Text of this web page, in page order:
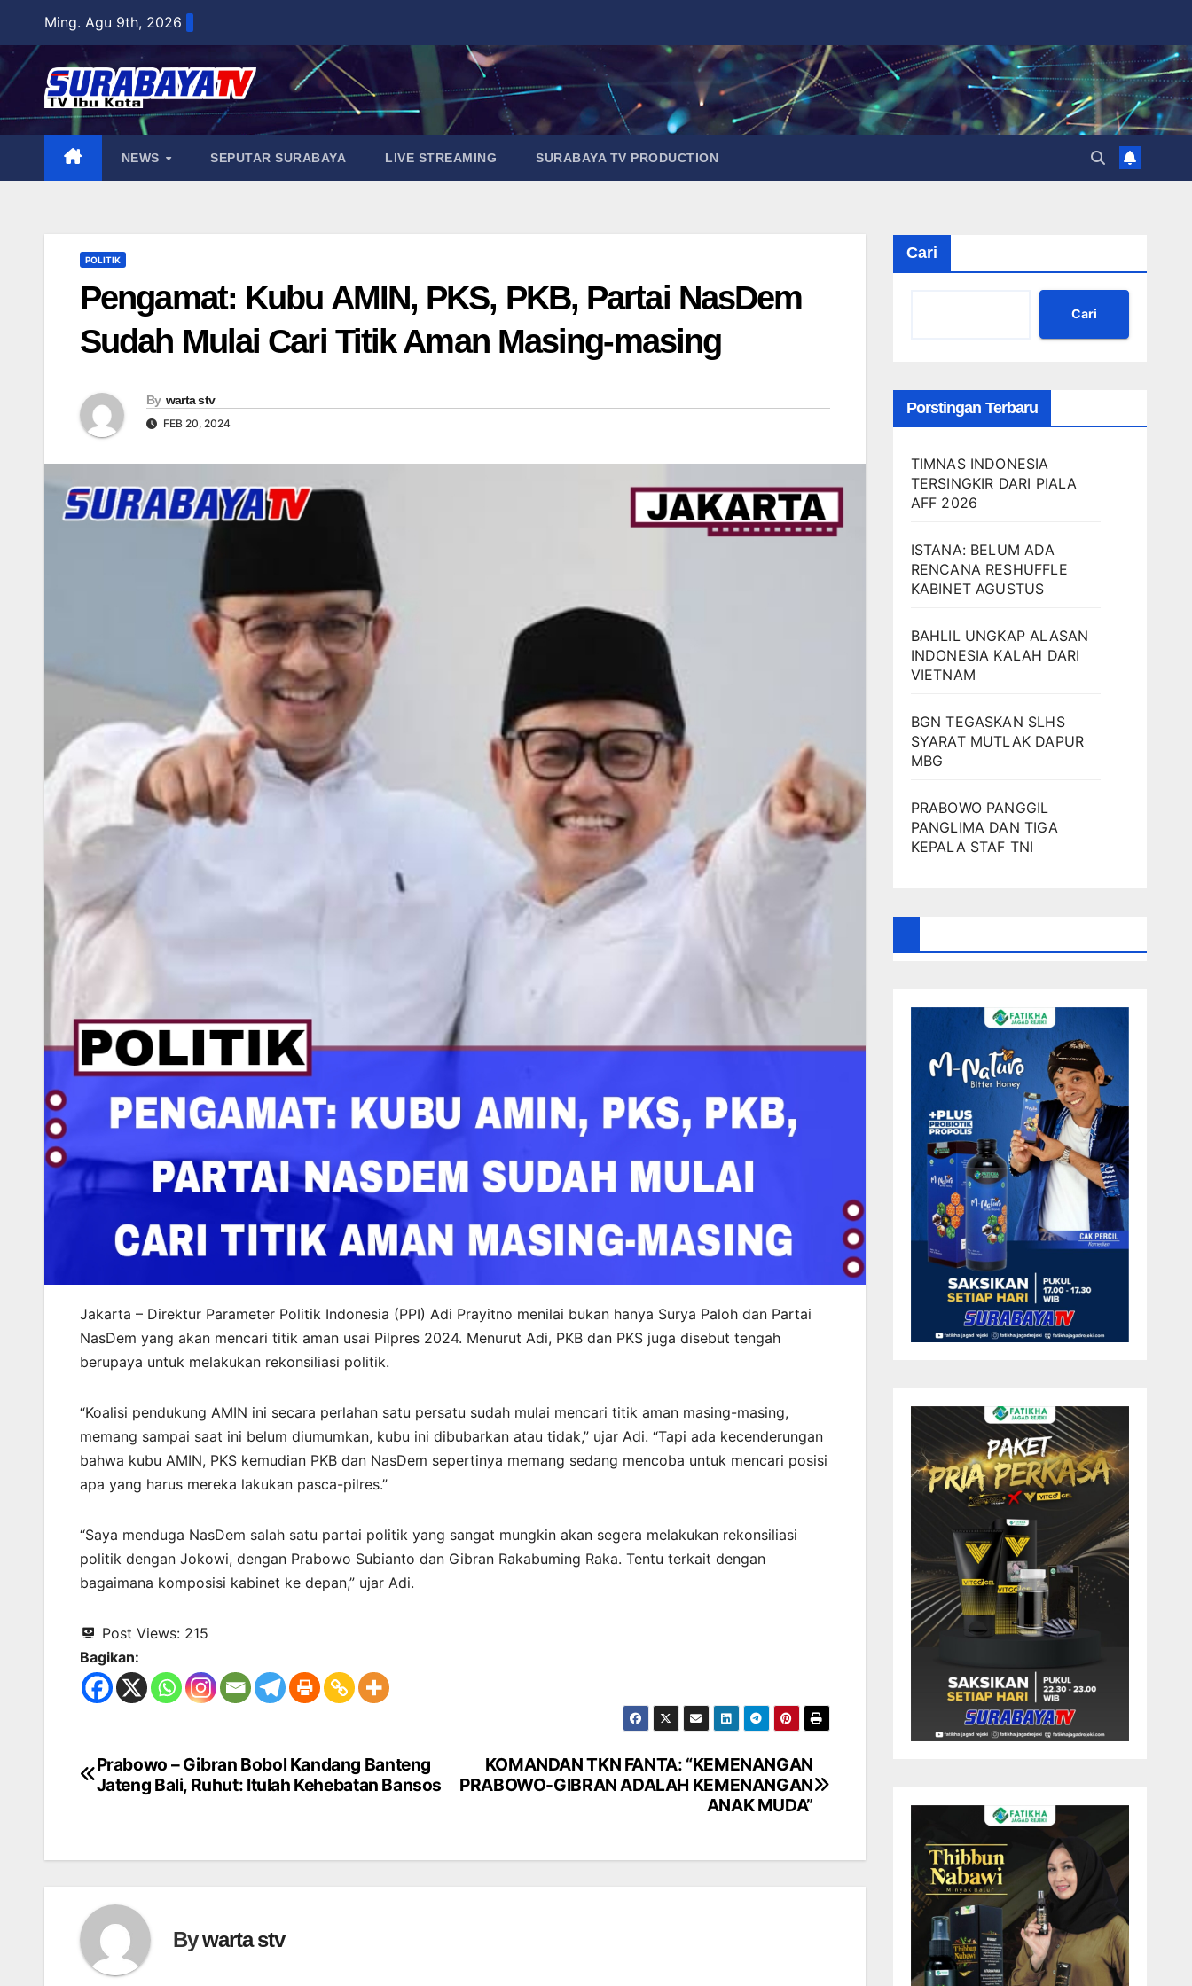
content
Ming. Agu 9th, 2026
NEWS SEPUTAR SURABAYA LIVE STREAMING SURABAYA TV PRODUCTION
POLITIK
Pengamat: Kubu AMIN, PKS, PKB, Partai NasDem
Sudah Mulai Cari Titik Aman Masing-masing
By warta stv
FEB 20, 2024
Jakarta – Direktur Parameter Politik Indonesia (PPI) Adi Prayitno menilai bukan hanya Surya Paloh dan Partai
NasDem yang akan mencari titik aman usai Pilpres 2024. Menurut Adi, PKB dan PKS juga disebut tengah
berupaya untuk melakukan rekonsiliasi politik.
“Koalisi pendukung AMIN ini secara perlahan satu persatu sudah mulai mencari titik aman masing-masing,
memang sampai saat ini belum diumumkan, kubu ini dibubarkan atau tidak,” ujar Adi. “Tapi ada kecenderungan
bahwa kubu AMIN, PKS kemudian PKB dan NasDem sepertinya memang sedang mencoba untuk mencari posisi
apa yang harus mereka lakukan pasca-pilres.”
“Saya menduga NasDem salah satu partai politik yang sangat mungkin akan segera melakukan rekonsiliasi
politik dengan Jokowi, dengan Prabowo Subianto dan Gibran Rakabuming Raka. Tentu terkait dengan
bagaimana komposisi kabinet ke depan,” ujar Adi.
Post Views: 215
Bagikan:
Navigasi
KOMANDAN TKN FANTA: “KEMENANGAN
PRABOWO-GIBRAN ADALAH KEMENANGAN
ANAK MUDA”
Prabowo – Gibran Bobol Kandang Banteng
Jateng Bali, Ruhut: Itulah Kehebatan Bansos
Bywarta stv
Cari
Cari
Porstingan Terbaru
TIMNAS INDONESIA
TERSINGKIR DARI PIALA
AFF 2026
ISTANA: BELUM ADA
RENCANA RESHUFFLE
KABINET AGUSTUS
BAHLIL UNGKAP ALASAN
INDONESIA KALAH DARI
VIETNAM
BGN TEGASKAN SLHS
SYARAT MUTLAK DAPUR
MBG
PRABOWO PANGGIL
PANGLIMA DAN TIGA
KEPALA STAF TNI